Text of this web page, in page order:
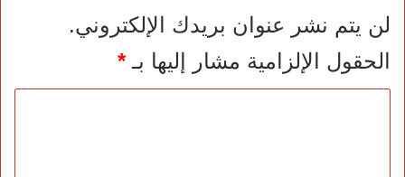
لن يتم نشر عنوان بريدك الإلكتروني.
الحقول الإلزامية مشار إليها بـ*